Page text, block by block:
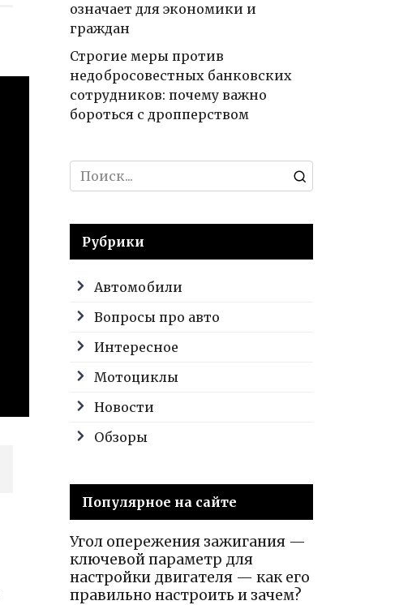
означает для экономики и
граждан
Строгие меры против
недобросовестных банковских
сотрудников: почему важно
бороться с дропперством
Search
for:
Рубрики
Автомобили
Вопросы про авто
Интересное
Мотоциклы
Новости
Обзоры
Популярное на сайте
Угол опережения зажигания —
ключевой параметр для
настройки двигателя — как его
правильно настроить и зачем?